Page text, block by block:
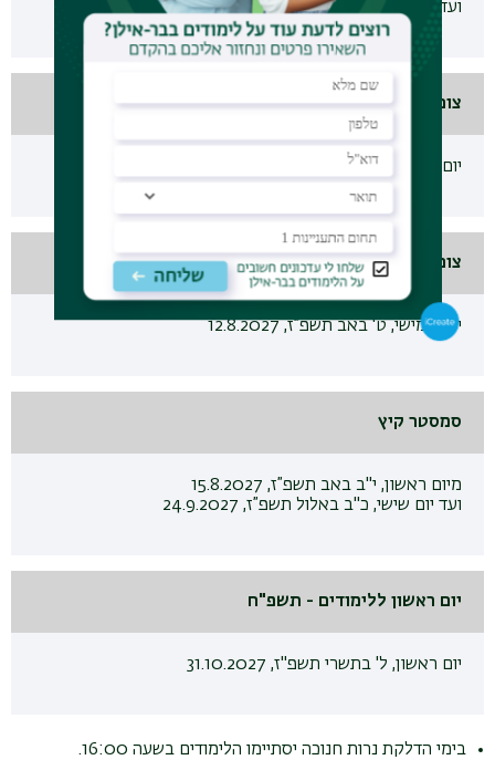
ועד יום שלישי, כ"ח באב תשפ”ז, 31.8.2027
צום י"ז בתמוז (אין לקיים בחינות)
יום חמישי י"ז בתמוז תשפ"ז, 22.7.27
צום ט' באב (אין לקיים בחינות)
יום חמישי, ט' באב תשפ”ז, 12.8.2027
סמסטר קיץ
מיום ראשון, י"ב באב תשפ”ז, 15.8.2027
ועד יום שישי, כ"ב באלול תשפ”ז, 24.9.2027
יום ראשון ללימודים - תשפ"ח
יום ראשון, ל' בתשרי תשפ"ז, 31.10.2027
בימי הדלקת נרות חנוכה יסתיימו הלימודים בשעה 16:00.